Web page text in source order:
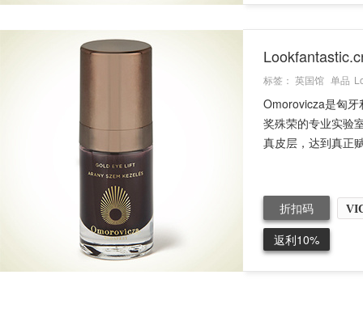
标签： 英国馆 单品
Omorovicza是匈牙
奖殊荣的专业实验
真皮层，达到真正
折扣码
返利10%